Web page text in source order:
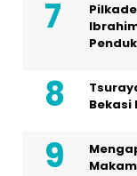
Bekasi